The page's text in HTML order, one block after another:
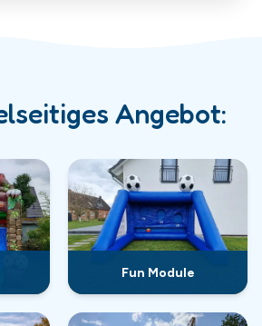
Angebot:
Fun Module